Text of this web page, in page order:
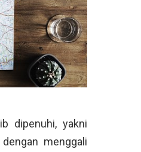
dipenuhi, yakni
menggali